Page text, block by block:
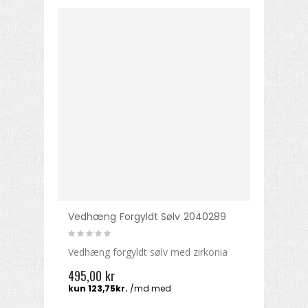
Vedhæng Forgyldt Sølv 2040289
Vedhæng forgyldt sølv med zirkonia
495,00 kr